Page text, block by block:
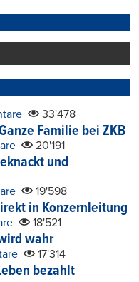
33'478
Familie bei ZKB
20'191
und
19'598
in Konzernleitung
18'521
wahr
17'314
bezahlt